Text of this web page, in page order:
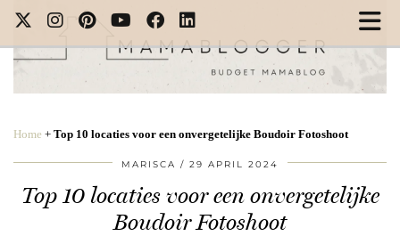
Home + Top 10 locaties voor een onvergetelijke Boudoir Fotoshoot
MARISCA 29 APRIL 2024
Top 10 locaties voor een onvergetelijke
Boudoir Fotoshoot